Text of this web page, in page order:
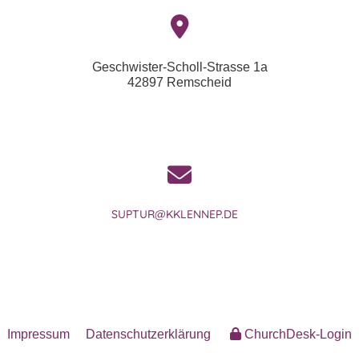
Geschwister-Scholl-Strasse 1a
42897 Remscheid
SUPTUR@KKLENNEP.DE
Impressum Datenschutzerklärung ChurchDesk-Login